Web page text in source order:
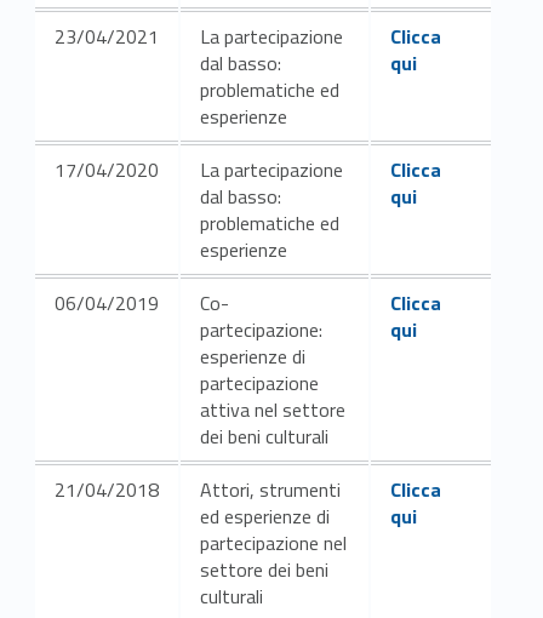
23/04/2021
La partecipazione
dal basso:
problematiche ed
esperienze
Link identifier #identifier__55421-6
Clicca
qui
17/04/2020
La partecipazione
dal basso:
problematiche ed
esperienze
Link identifier #identifier__179103-7
Clicca
qui
06/04/2019
Co-
partecipazione:
esperienze di
partecipazione
attiva nel settore
dei beni culturali
Link identifier #identifier__119830-8
Clicca
qui
21/04/2018
Attori, strumenti
ed esperienze di
partecipazione nel
settore dei beni
culturali
Link identifier #identifier__18485-9
Clicca
qui